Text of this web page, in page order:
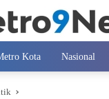
Kota Nasional